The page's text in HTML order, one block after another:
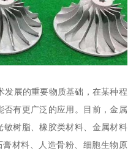
发展的重要物质基础，在某种程
否有更广泛的应用。目前，金属
树脂、橡胶类材料、金属材料
材料、人造骨粉、细胞生物原